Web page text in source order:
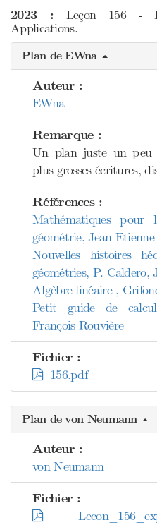
2023 : Leçon 156 -
Applications.
Plan de EWna
Auteur :
EWna
Remarque :
Un plan juste un peu
plus grosses écritures,
Références :
Mathématiques pour
géométrie, Jean
Nouvelles histoires
géométries, P. Caldero,
Algèbre linéaire ,
Petit guide de
François Rouvière
Fichier :
156.pdf
Plan de von Neumann
Auteur :
von Neumann
Fichier :